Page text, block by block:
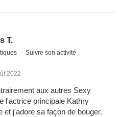
T.
Suivre son activité
2022
aux autres Sexy
l'actrice principale Kathry
j'adore sa façon de bouger.